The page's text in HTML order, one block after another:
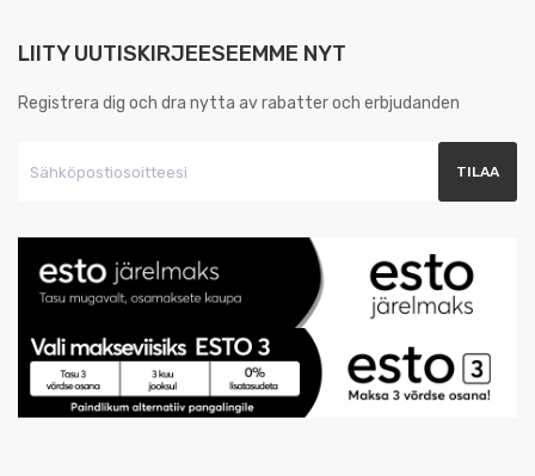
LIITY UUTISKIRJEESEEMME NYT
Registrera dig och dra nytta av rabatter och erbjudanden